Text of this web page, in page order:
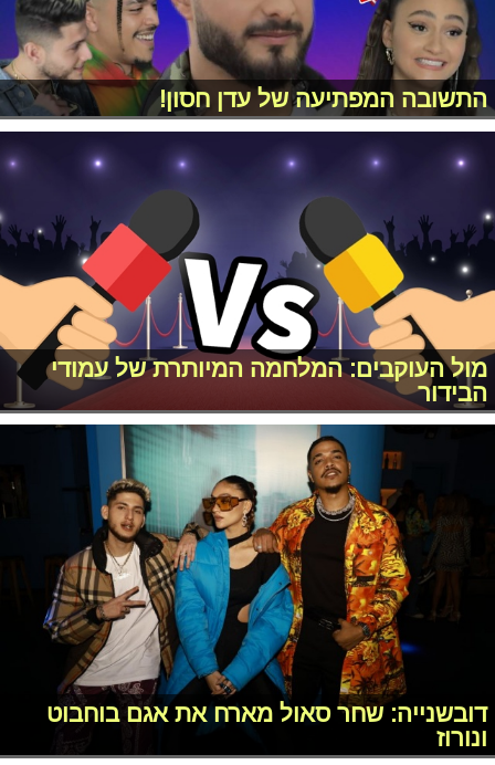
התשובה המפתיעה של עדן חסון!
מול העוקבים: המלחמה המיותרת של עמודי
הבידור
דובשנייה: שחר סאול מארח את אגם בוחבוט
ונורוז